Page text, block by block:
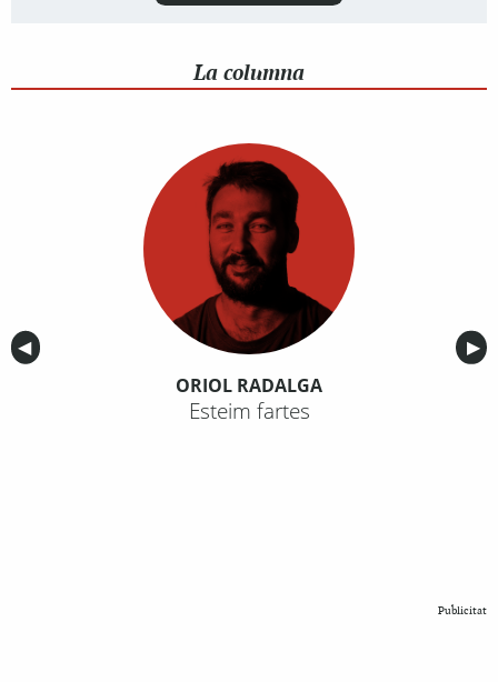
La columna
Anterior
◀︎ ▶︎
ORIOL RADALGA
Esteim fartes
Publicitat